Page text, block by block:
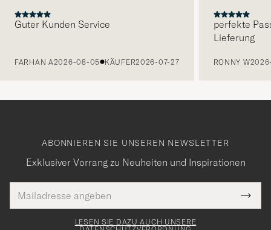
Guter Kunden Service
FARHAN A2026-08-05 KÄUFER2026-07-27
perfekte
Lieferung
RONNY W
ABONNIEREN SIE UNSEREN NEWSLETTER
Exklusiver Vorrang zu Neuheiten und Inspirationen
Mail
Adresse
Tack
för
LESEN SIE DAZU AUCH UNSERE